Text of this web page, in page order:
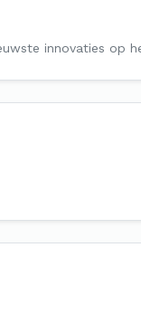
innovaties op